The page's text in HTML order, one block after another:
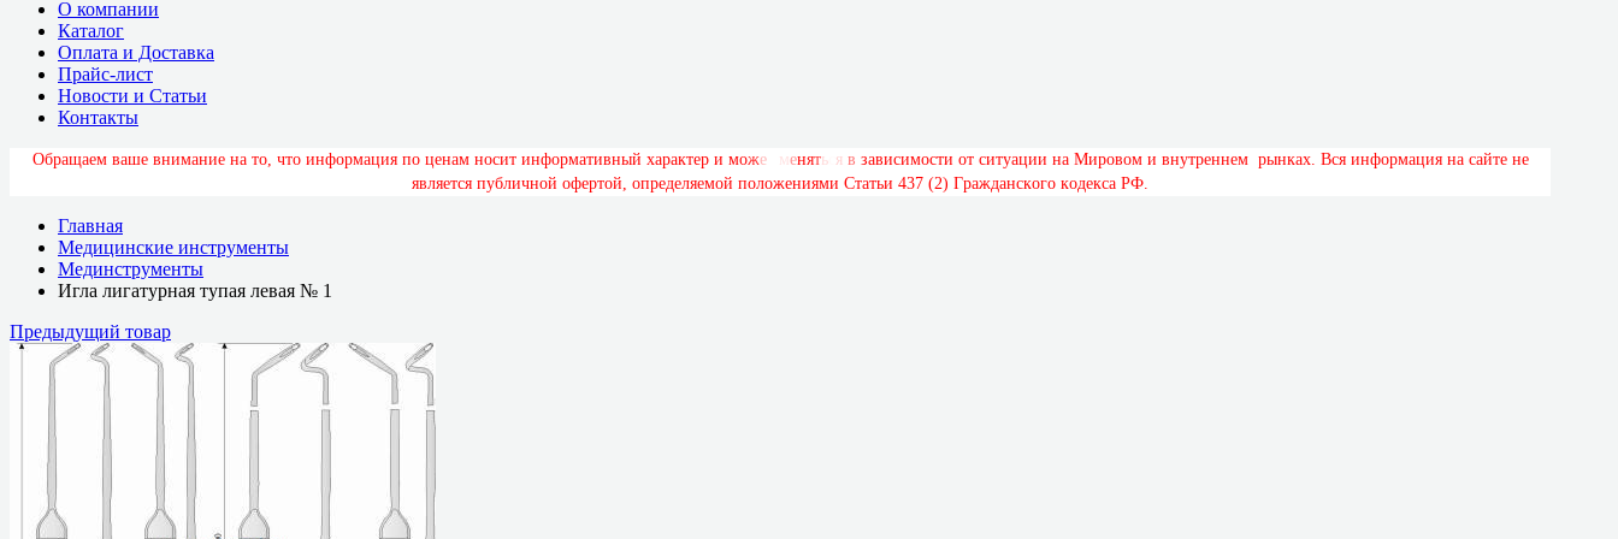
О компании
Каталог
Оплата и Доставка
Прайс-лист
Новости и Статьи
Контакты
Обращаем ваше внимание на то, что информация по ценам носит информативный характер и может менятьс я в зависимости от ситуации на Мировом и внутреннем рынках. Вся информация на сайте не
является публичной офертой, определяемой положениями Статьи 437 (2) Гражданского кодекса РФ.
Главная
Медицинские инструменты
Мединструменты
Игла лигатурная тупая левая № 1
Предыдущий товар